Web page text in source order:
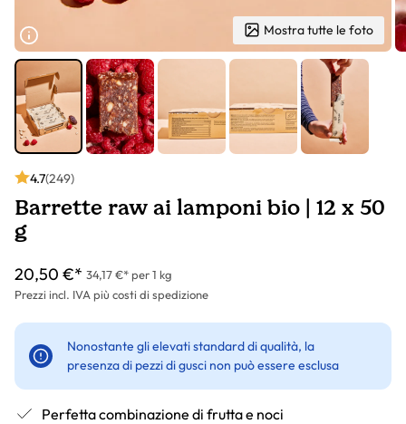
Mostra tutte le foto
4.7(249)
Barrette raw ai lamponi bio | 12 x 50
g
20,50 €* 34,17 €* per 1 kg
Prezzi incl. IVA più costi di spedizione
Nonostante gli elevati standard di qualità, la
presenza di pezzi di gusci non può essere esclusa
Perfetta combinazione di frutta e noci